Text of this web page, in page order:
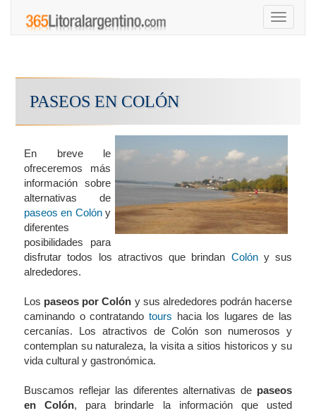
Toggle
PASEOS EN COLÓN
En breve le
ofreceremos más
información sobre
alternativas de
paseos en Colóny
diferentes
posibilidades para
disfrutar todos los atractivos que brindan Colóny sus
alrededores.
Los paseos por Colón y sus alrededores podrán hacerse
caminando o contratando tours hacia los lugares de las
cercanías. Los atractivos de Colón son numerosos y
contemplan su naturaleza, la visita a sitios historicos y su
vida cultural y gastronómica.
Buscamos reflejar las diferentes alternativas de paseos
en Colón, para brindarle la información que usted